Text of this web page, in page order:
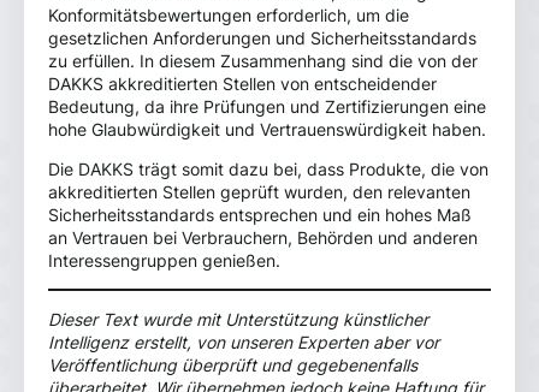
Konformitätsbewertungen erforderlich, um die
gesetzlichen Anforderungen und Sicherheitsstandards
zu erfüllen. In diesem Zusammenhang sind die von der
DAKKS akkreditierten Stellen von entscheidender
Bedeutung, da ihre Prüfungen und Zertifizierungen eine
hohe Glaubwürdigkeit und Vertrauenswürdigkeit haben.
Die DAKKS trägt somit dazu bei, dass Produkte, die von
akkreditierten Stellen geprüft wurden, den relevanten
Sicherheitsstandards entsprechen und ein hohes Maß
an Vertrauen bei Verbrauchern, Behörden und anderen
Interessengruppen genießen.
Dieser Text wurde mit Unterstützung künstlicher
Intelligenz erstellt, von unseren Experten aber vor
Veröffentlichung überprüft und gegebenenfalls
überarbeitet. Wir übernehmen jedoch keine Haftung für